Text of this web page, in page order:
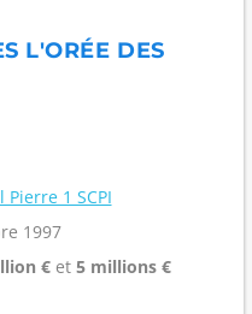
L'ORÉE DES
1 SCPI
1997
€et 5 millions €